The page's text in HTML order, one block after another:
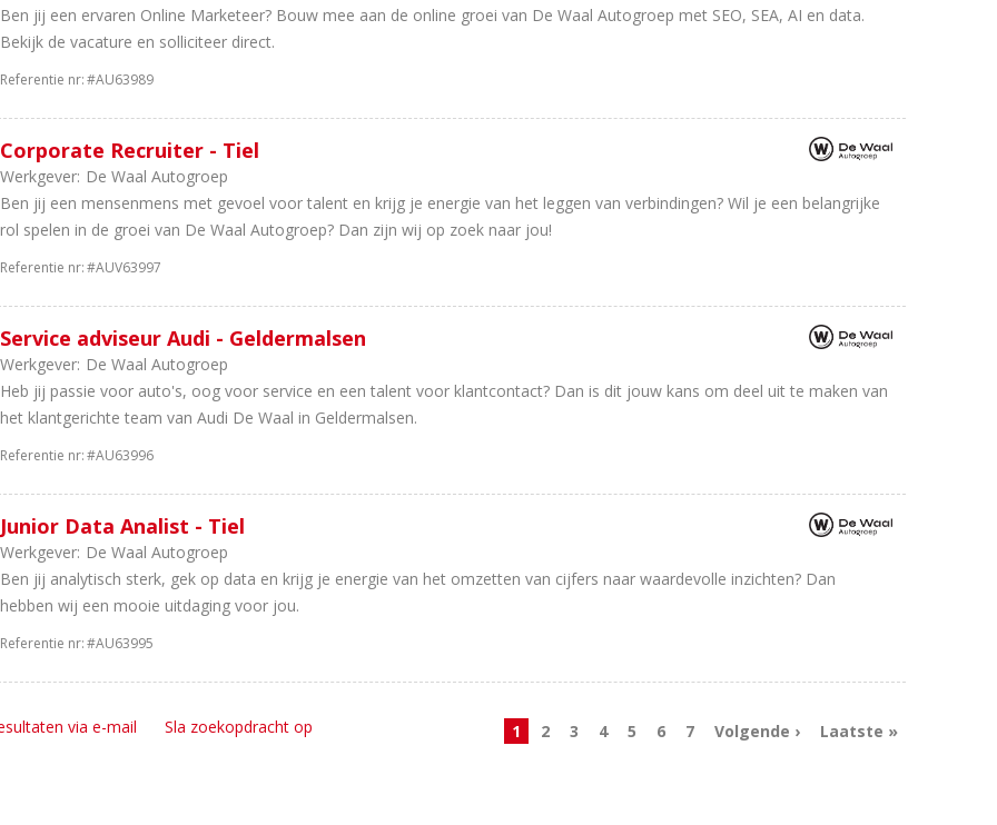
Ben jij een ervaren Online Marketeer? Bouw mee aan de online groei van De Waal Autogroep met SEO, SEA, AI en data.
Bekijk de vacature en solliciteer direct.
Referentie nr:#AU63989
Corporate Recruiter - Tiel
Werkgever: De Waal Autogroep
Ben jij een mensenmens met gevoel voor talent en krijg je energie van het leggen van verbindingen? Wil je een belangrijke
rol spelen in de groei van De Waal Autogroep? Dan zijn wij op zoek naar jou!
Referentie nr:#AUV63997
Service adviseur Audi - Geldermalsen
Werkgever: De Waal Autogroep
Heb jij passie voor auto's, oog voor service en een talent voor klantcontact? Dan is dit jouw kans om deel uit te maken van
het klantgerichte team van Audi De Waal in Geldermalsen.
Referentie nr:#AU63996
Junior Data Analist - Tiel
Werkgever: De Waal Autogroep
Ben jij analytisch sterk, gek op data en krijg je energie van het omzetten van cijfers naar waardevolle inzichten? Dan
hebben wij een mooie uitdaging voor jou.
Referentie nr:#AU63995
1 2 3 4 5 6 7 Volgende › Laatste »
via e-mail Sla zoekopdracht op